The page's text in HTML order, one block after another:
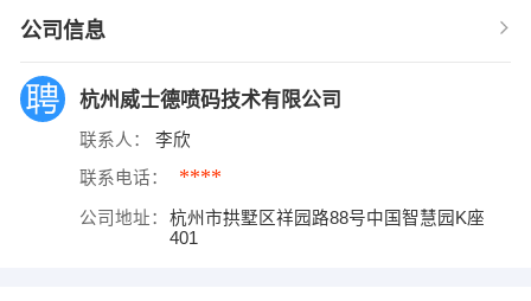
公司信息
杭州威士德喷码技术有限公司
联系人： 李欣
联系电话： ****
公司地址：
杭州市拱墅区祥园路88号中国智慧园K座
401